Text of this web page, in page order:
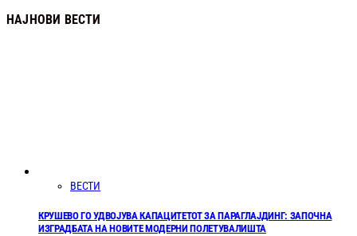
НАЈНОВИ ВЕСТИ
ВЕСТИ
КРУШЕВО ГО УДВОЈУВА КАПАЦИТЕТОТ ЗА ПАРАГЛАЈДИНГ: ЗАПОЧНА
ИЗГРАДБАТА НА НОВИТЕ МОДЕРНИ ПОЛЕТУВАЛИШТА